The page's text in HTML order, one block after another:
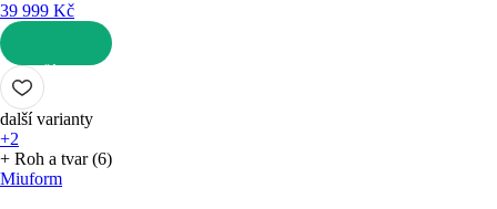
39 999 Kč
DO KOŠÍKU
další varianty
+2
+ Roh a tvar (6)
Miuform